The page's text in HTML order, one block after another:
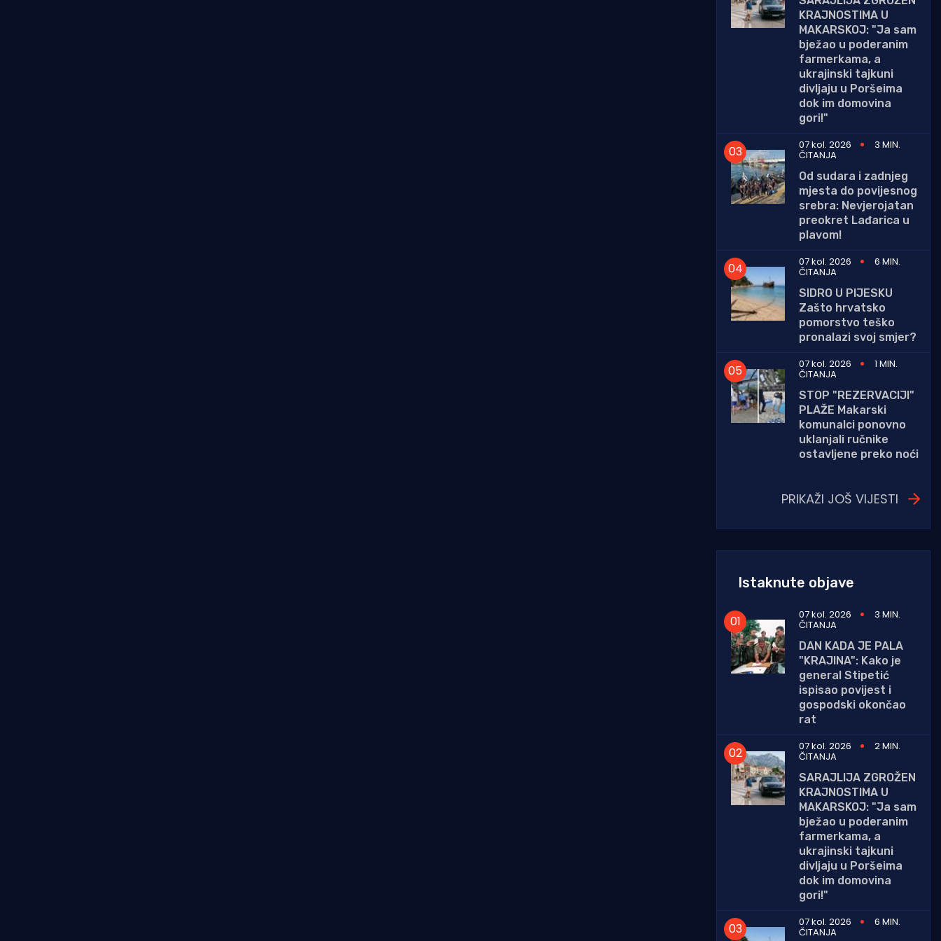
KRAJNOSTIMA U
MAKARSKOJ: "Ja sam
bježao u poderanim
farmerkama, a
ukrajinski tajkuni
divljaju u Poršeima
dok im domovina
gori!"
07 kol. 2026
3 MIN.
ČITANJA
Od sudara i zadnjeg
mjesta do povijesnog
srebra: Nevjerojatan
preokret Lađarica u
plavom!
07 kol. 2026
6 MIN.
ČITANJA
SIDRO U PIJESKU
Zašto hrvatsko
pomorstvo teško
pronalazi svoj smjer?
07 kol. 2026
1 MIN.
ČITANJA
STOP "REZERVACIJI"
PLAŽE Makarski
komunalci ponovno
uklanjali ručnike
ostavljene preko noći
PRIKAŽI JOŠ VIJESTI
Istaknute objave
07 kol. 2026 3 MIN.
ČITANJA
DAN KADA JE PALA
"KRAJINA": Kako je
general Stipetić
ispisao povijest i
gospodski okončao
rat
07 kol. 2026
2 MIN.
ČITANJA
SARAJLIJA ZGROŽEN
KRAJNOSTIMA U
MAKARSKOJ: "Ja sam
bježao u poderanim
farmerkama, a
ukrajinski tajkuni
divljaju u Poršeima
dok im domovina
gori!"
07 kol. 2026
6 MIN.
ČITANJA